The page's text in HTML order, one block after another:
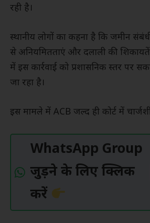
रही है।
स्थानीय लोगों का कहना है कि जमीन
से अनियमितताएं और दलाली की शिकायतें
में इस कार्रवाई को प्रशासनिक स्तर पर
जा रहा है।
इस मामले में ACB जल्द ही कोर्ट में
WhatsApp Group
जुड़ने के लिए क्लिक
करें